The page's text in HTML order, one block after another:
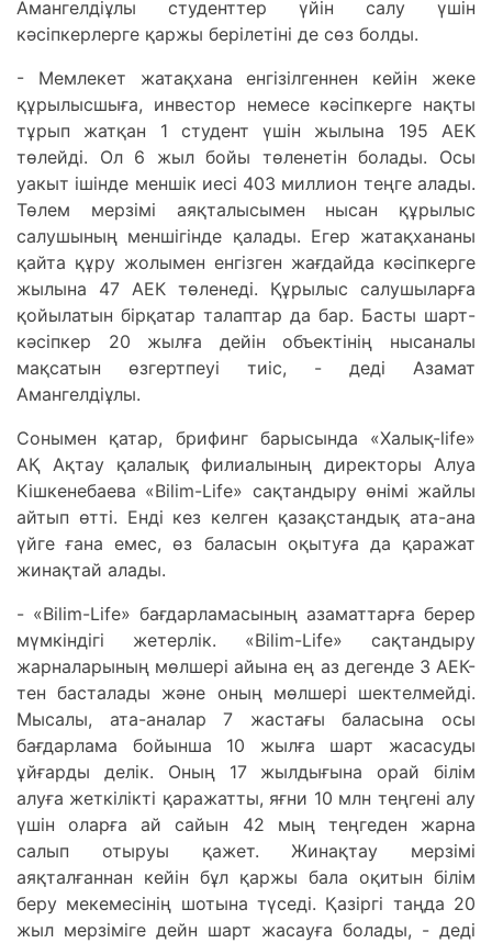
Амангелдіұлы студенттер үйін салу үшін
кәсіпкерлерге қаржы берілетіні де сөз болды.
- Мемлекет жатақхана енгізілгеннен кейін жеке
құрылысшыға, инвестор немесе кәсіпкерге нақты
тұрып жатқан 1 студент үшін жылына 195 АЕК
төлейді. Ол 6 жыл бойы төленетін болады. Осы
уакыт ішінде меншік иесі 403 миллион теңге алады.
Төлем мерзімі аяқталысымен нысан құрылыс
салушының меншігінде қалады. Егер жатақхананы
қайта құру жолымен енгізген жағдайда кәсіпкерге
жылына 47 АЕК төленеді. Құрылыс салушыларға
қойылатын бірқатар талаптар да бар. Басты шарт-
кәсіпкер 20 жылға дейін объектінің нысаналы
мақсатын өзгертпеуі тиіс, - деді Азамат
Амангелдіұлы.
Сонымен қатар, брифинг барысында «Халық-life»
АҚ Ақтау қалалық филиалының директоры Алуа
Кішкенебаева «Bilim-Life» сақтандыру өнімі жайлы
айтып өтті. Енді кез келген қазақстандық ата-ана
үйге ғана емес, өз баласын оқытуға да қаражат
жинақтай алады.
- «Bilim-Life» бағдарламасының азаматтарға берер
мүмкіндігі жетерлік. «Bilim-Life» сақтандыру
жарналарының мөлшері айына ең аз дегенде 3 АЕК-
тен басталады және оның мөлшері шектелмейді.
Мысалы, ата-аналар 7 жастағы баласына осы
бағдарлама бойынша 10 жылға шарт жасасуды
ұйғарды делік. Оның 17 жылдығына орай білім
алуға жеткілікті қаражатты, яғни 10 млн теңгені алу
үшін оларға ай сайын 42 мың теңгеден жарна
салып отыруы қажет. Жинақтау мерзімі
аяқталғаннан кейін бұл қаржы бала оқитын білім
беру мекемесінің шотына түседі. Қазіргі таңда 20
жыл мерзіміге дейн шарт жасауға болады, - деді